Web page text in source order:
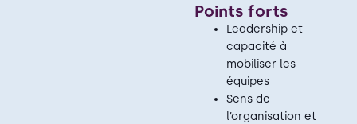
Points forts
Leadership et
capacité à
mobiliser les
équipes
Sens de
l’organisation et